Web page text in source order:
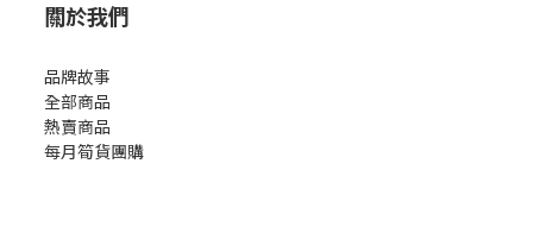
關於我們
品牌故事
全部商品
熱賣商品
每月筍貨團購